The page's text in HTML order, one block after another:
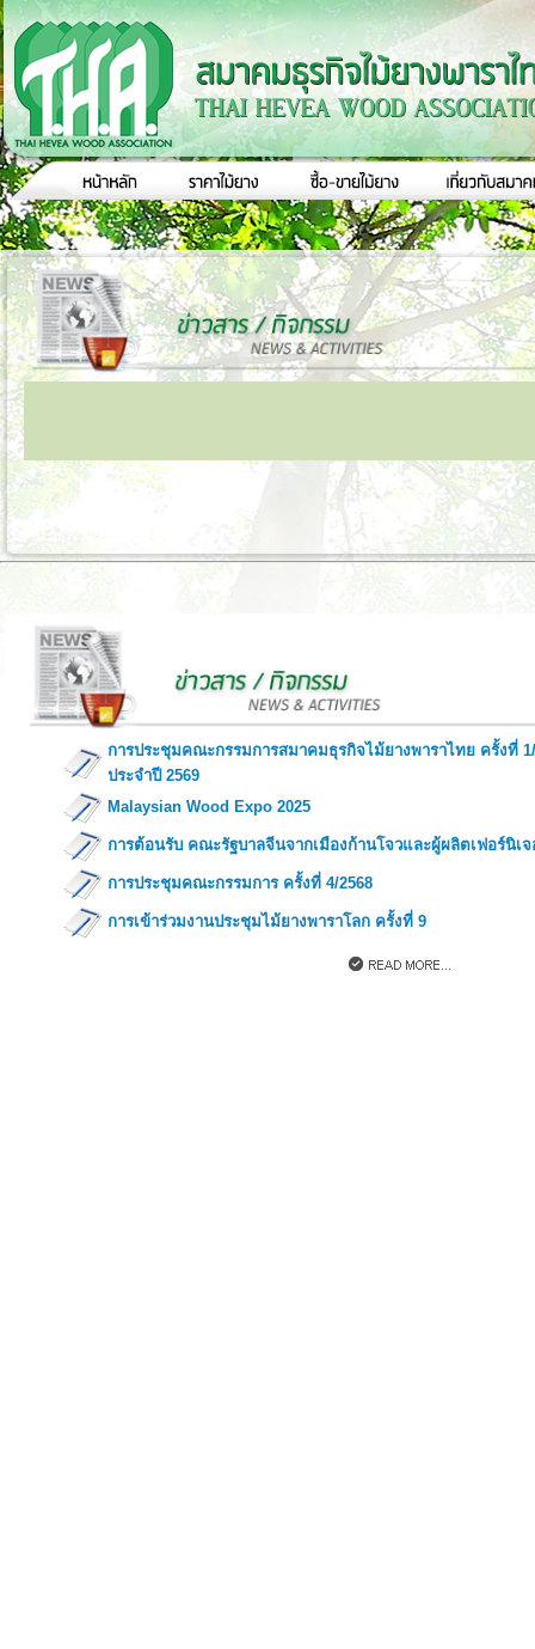
การประชุมคณะกรรมการสมาคมธุรกิจไม้ยางพาราไทย ครั้งที่
ประจำปี 2569
Malaysian Wood Expo 2025
การต้อนรับ คณะรัฐบาลจีนจากเมืองก้านโจวและผู้ผลิตเฟอร์นิเ
การประชุมคณะกรรมการ ครั้งที่ 4/2568
การเข้าร่วมงานประชุมไม้ยางพาราโลก ครั้งที่ 9